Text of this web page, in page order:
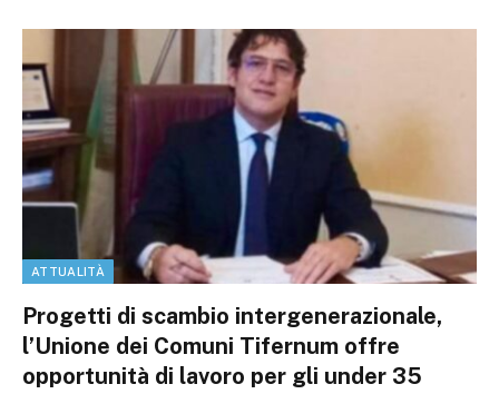
ATTUALITÀ
Progetti di scambio intergenerazionale,
l’Unione dei Comuni Tifernum offre
opportunità di lavoro per gli under 35